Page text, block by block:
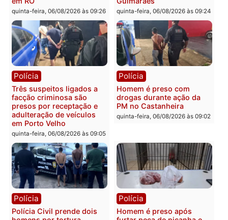
Ministro Dias Tofolli , do
TSE, determina reabertura
e processamento da ação
que pode levar à perda do
mandato da prefeita de
Pimenta Bueno
quinta-feira, 06/08/2026 às 18:20
Policiais militares
recuperam moto furtada
prendem trio na zona
Leste
quinta-feira, 06/08/2026 às
Polícia
Jovem é encontrado morto
na Rua dos Cravos e caso
é investigado pela polícia
em RO
quinta-feira, 06/08/2026 às 09:26
Homem é esfaqueado no
tórax durante briga com
vizinho no bairro
Guimarães
quinta-feira, 06/08/2026 às